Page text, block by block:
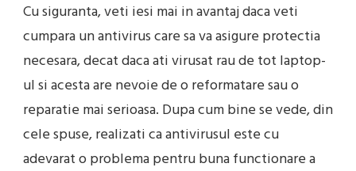
Cu siguranta, veti iesi mai in avantaj daca veti
cumpara un antivirus care sa va asigure protectia
necesara, decat daca ati virusat rau de tot laptop-
ul si acesta are nevoie de o reformatare sau o
reparatie mai serioasa. Dupa cum bine se vede, din
cele spuse, realizati ca antivirusul este cu
adevarat o problema pentru buna functionare a